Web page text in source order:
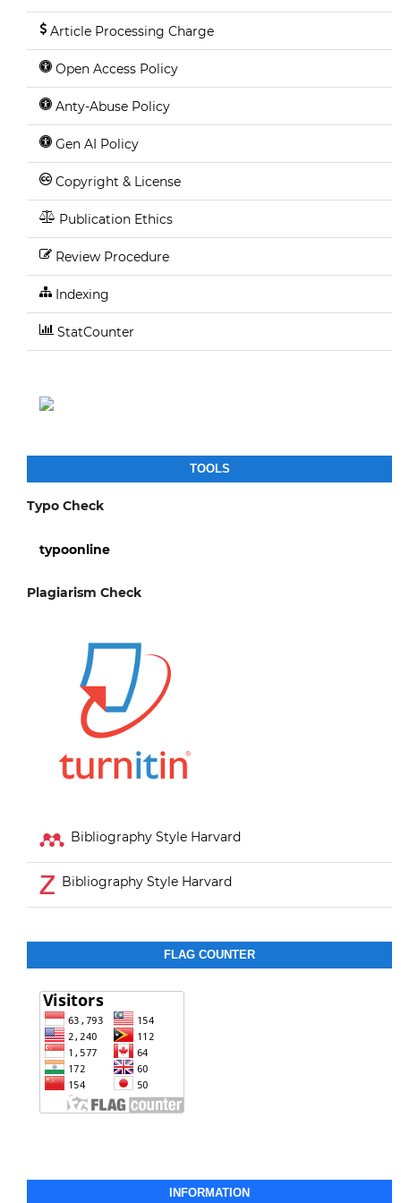
Article Processing Charge
Open Access Policy
Anty-Abuse Policy
Gen AI Policy
Copyright & License
Publication Ethics
Review Procedure
Indexing
StatCounter
TOOLS
Typo Check
typoonline
Plagiarism Check
Bibliography Style Harvard
Bibliography Style Harvard
FLAG COUNTER
INFORMATION